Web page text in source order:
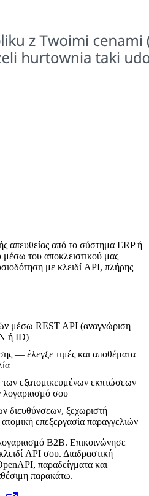
απευθείας από το σύστημα ERP ή
του αποκλειστικού μας
με κλειδί API, πλήρης
μέσω REST API (αναγνώριση
ή ID)
— έλεγξε τιμές και αποθέματα
εξατομικευμένων εκπτώσεων
λογαριασμό σου
διευθύνσεων, ξεχωριστή
επεξεργασία παραγγελιών
B2B. Επικοινώνησε
API σου. Διαδραστική
παραδείγματα και
παρακάτω.